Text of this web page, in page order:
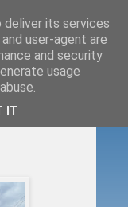
troli
its services
user-agent are
and security
usage
IT